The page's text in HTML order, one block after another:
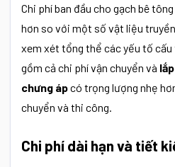
Chi phí ban đầu cho gạch bê
hơn so với một số vật liệu
xem xét tổng thể các yếu tố cấu
gồm cả chi phí vận chuyển và
chưng ápcó trọng lượng nhẹ
chuyển và thi công.
Chi phí dài hạn và tiết